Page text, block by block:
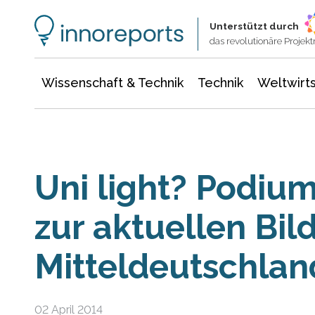
Unterstützt durch
das revolutionäre
Wissenschaft & Technik Technik
Uni light?
zur aktuellen
02 April 2014